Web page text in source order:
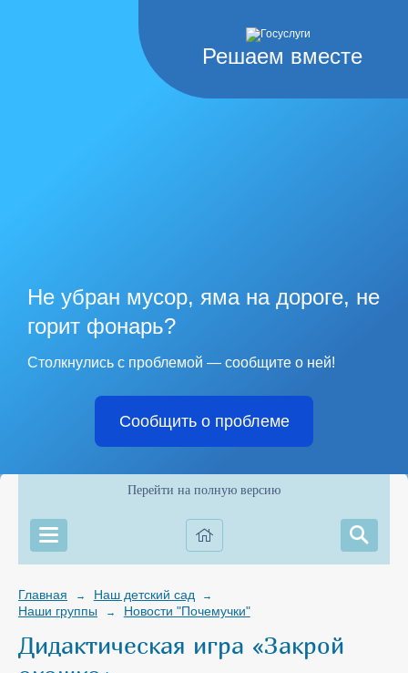
Решаем вместе
Не убран мусор, яма на дороге, не
горит фонарь?
Столкнулись с проблемой — сообщите о ней!
Сообщить о проблеме
Перейти на полную версию
Главная → Наш детский сад →
Наши группы → Новости "Почемучки"
Дидактическая игра «Закрой